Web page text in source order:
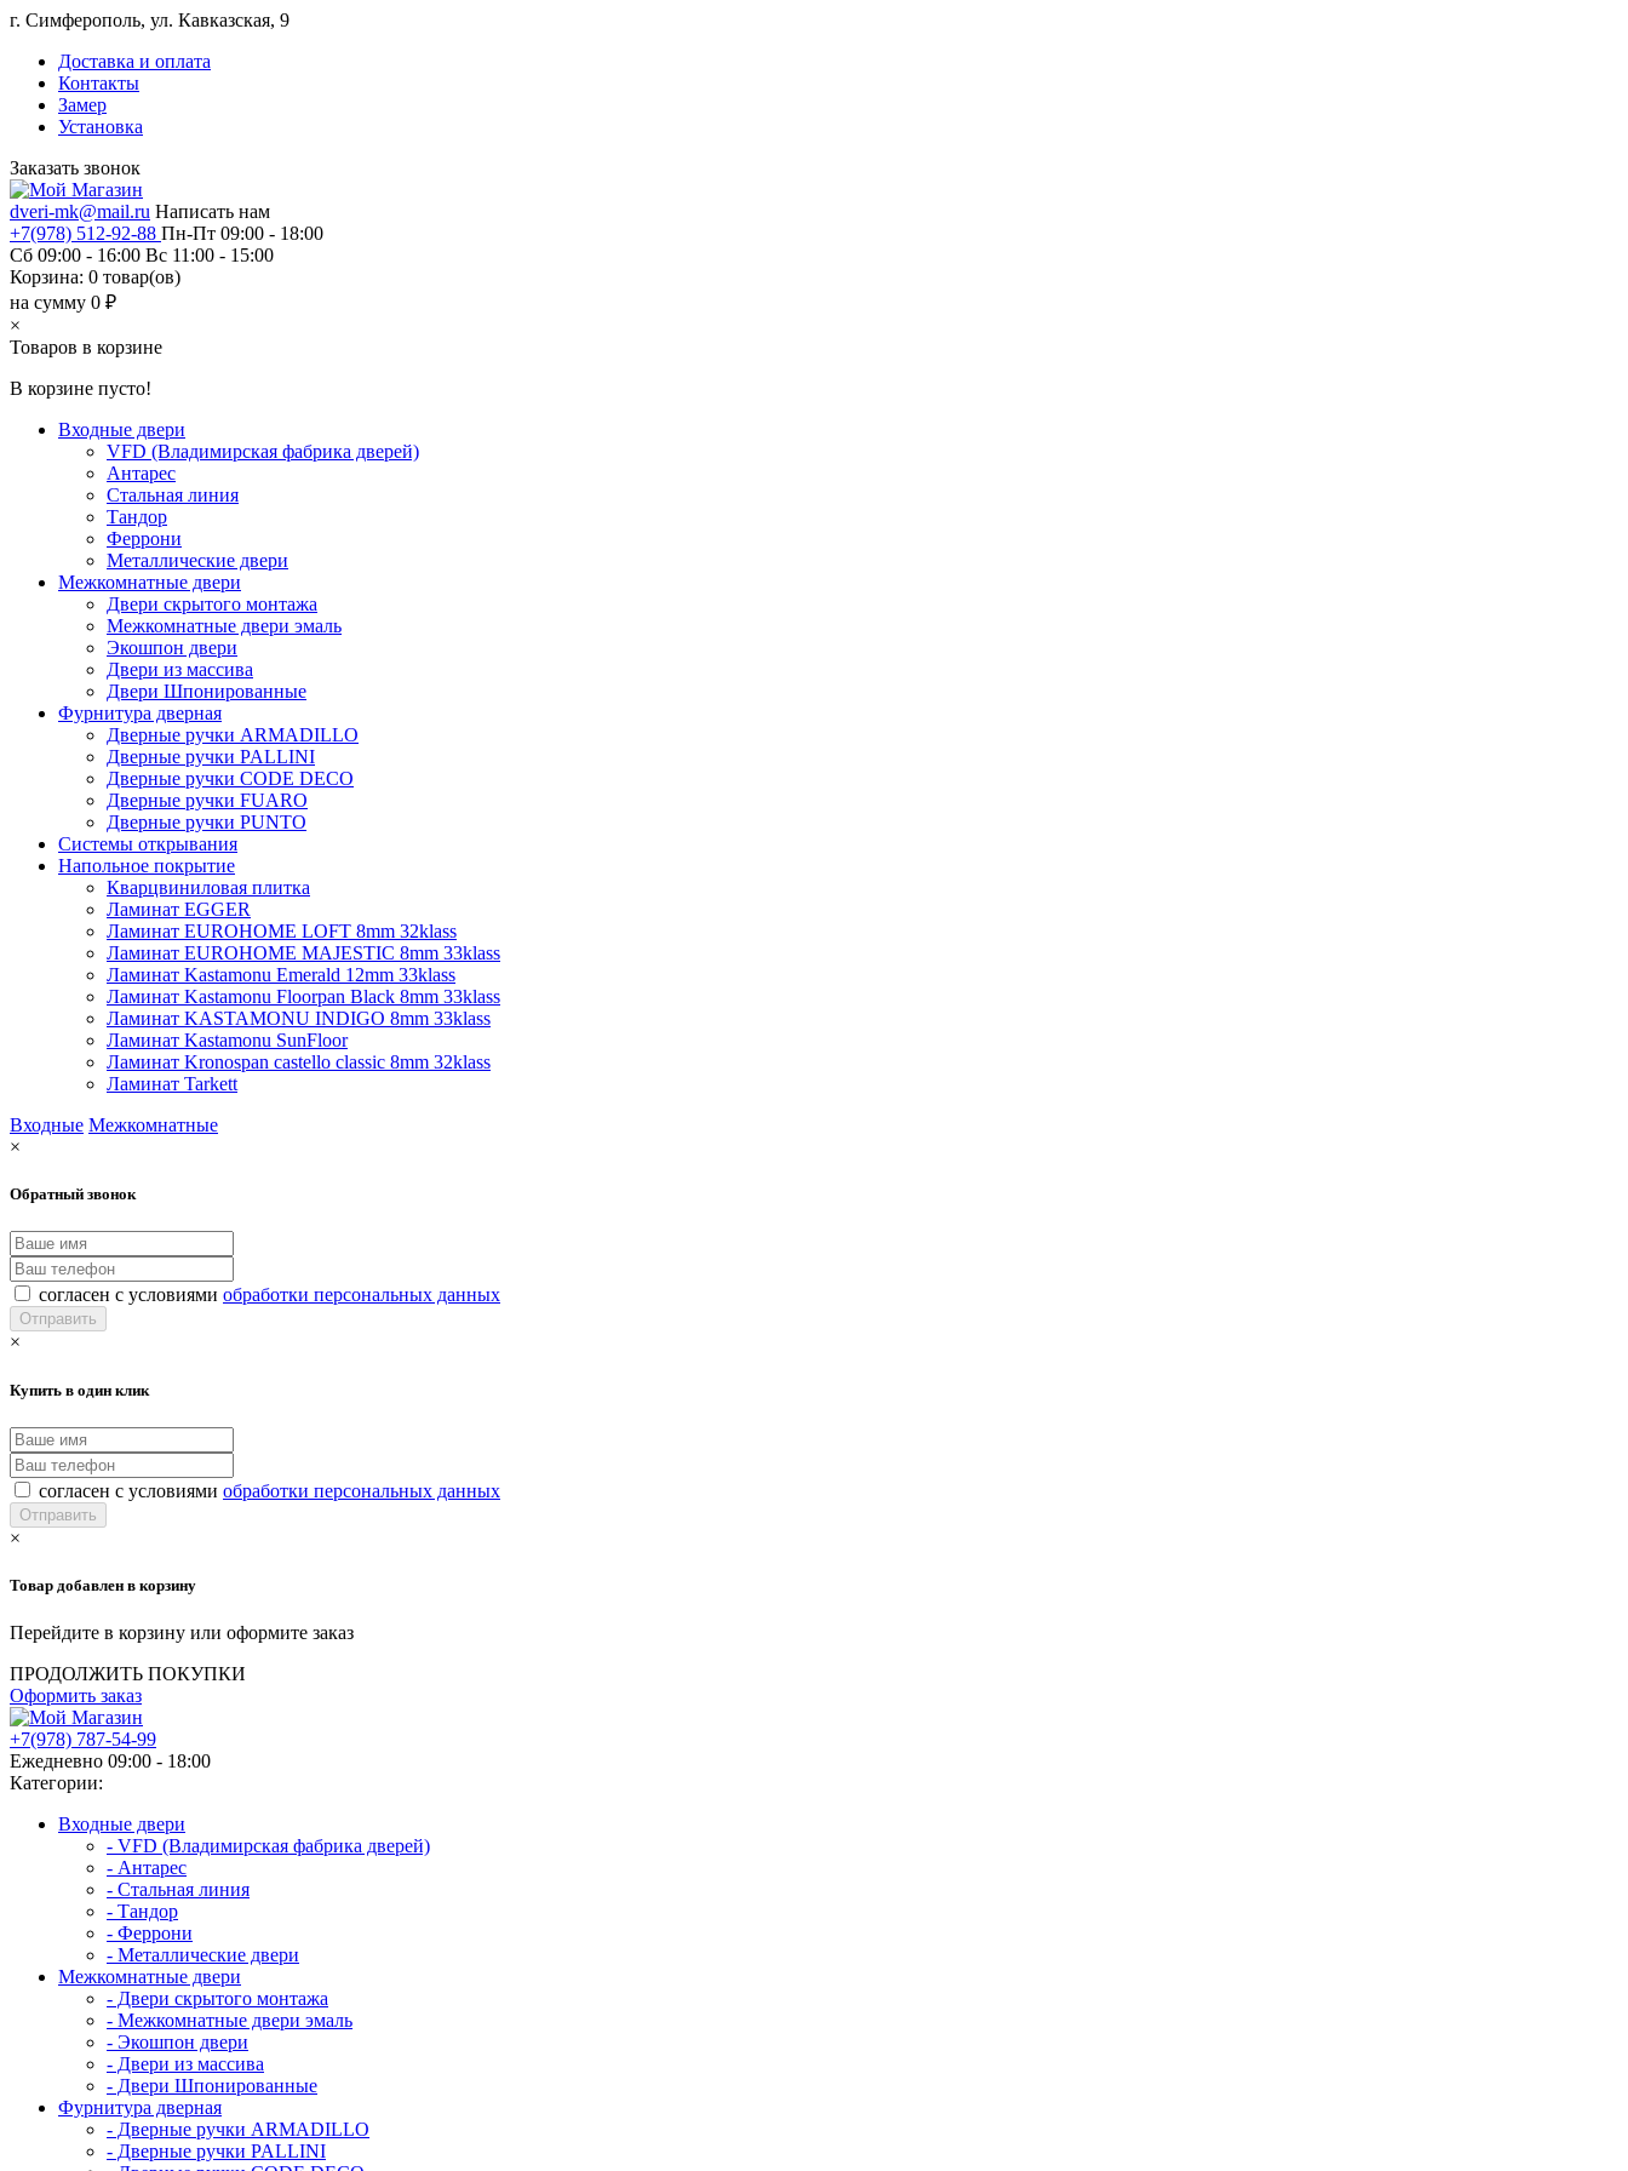
г. Симферополь, ул. Кавказская, 9
Доставка и оплата
Контакты
Замер
Установка
Заказать звонок
dveri-mk@mail.ru Написать нам
+7(978) 512-92-88 Пн-Пт 09:00 - 18:00
Сб 09:00 - 16:00 Вс 11:00 - 15:00
Корзина: 0 товар(ов)
на сумму 0 ₽
×
Товаров в корзине
В корзине пусто!
Входные двери
VFD (Владимирская фабрика дверей)
Антарес
Стальная линия
Тандор
Феррони
Металлические двери
Межкомнатные двери
Двери скрытого монтажа
Межкомнатные двери эмаль
Экошпон двери
Двери из массива
Двери Шпонированные
Фурнитура дверная
Дверные ручки ARMADILLO
Дверные ручки PALLINI
Дверные ручки CODE DECO
Дверные ручки FUARO
Дверные ручки PUNTO
Системы открывания
Напольное покрытие
Кварцвиниловая плитка
Ламинат EGGER
Ламинат EUROHOME LOFT 8mm 32klass
Ламинат EUROHOME MAJESTIC 8mm 33klass
Ламинат Kastamonu Emerald 12mm 33klass
Ламинат Kastamonu Floorpan Black 8mm 33klass
Ламинат KASTAMONU INDIGO 8mm 33klass
Ламинат Kastamonu SunFloor
Ламинат Kronospan castello classic 8mm 32klass
Ламинат Tarkett
Входные Межкомнатные
×
Обратный звонок
согласен с условиями обработки персональных данных
×
Купить в один клик
согласен с условиями обработки персональных данных
×
Товар добавлен в корзину
Перейдите в корзину или оформите заказ
ПРОДОЛЖИТЬ ПОКУПКИ
Оформить заказ
+7(978) 787-54-99
Ежедневно 09:00 - 18:00
Категории:
Входные двери
- VFD (Владимирская фабрика дверей)
- Антарес
- Стальная линия
- Тандор
- Феррони
- Металлические двери
Межкомнатные двери
- Двери скрытого монтажа
- Межкомнатные двери эмаль
- Экошпон двери
- Двери из массива
- Двери Шпонированные
Фурнитура дверная
- Дверные ручки ARMADILLO
- Дверные ручки PALLINI